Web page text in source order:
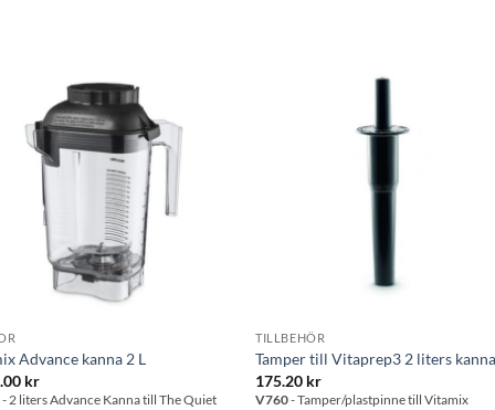
önskelistan
Advance kanna 2 L
kr
- 2 liters Advance Kanna till The Quiet
TILLBEHÖR
Tamper till Vitaprep3 2 liters
175.20 kr
V760- Tamper/plastpinne till Vitamix